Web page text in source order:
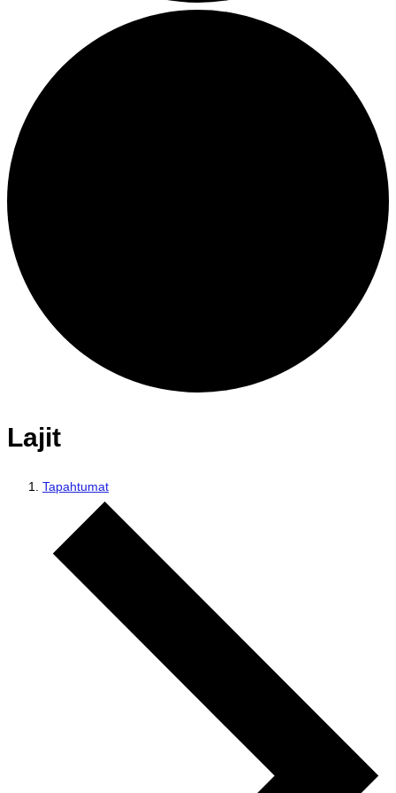
Lajit
Tapahtumat